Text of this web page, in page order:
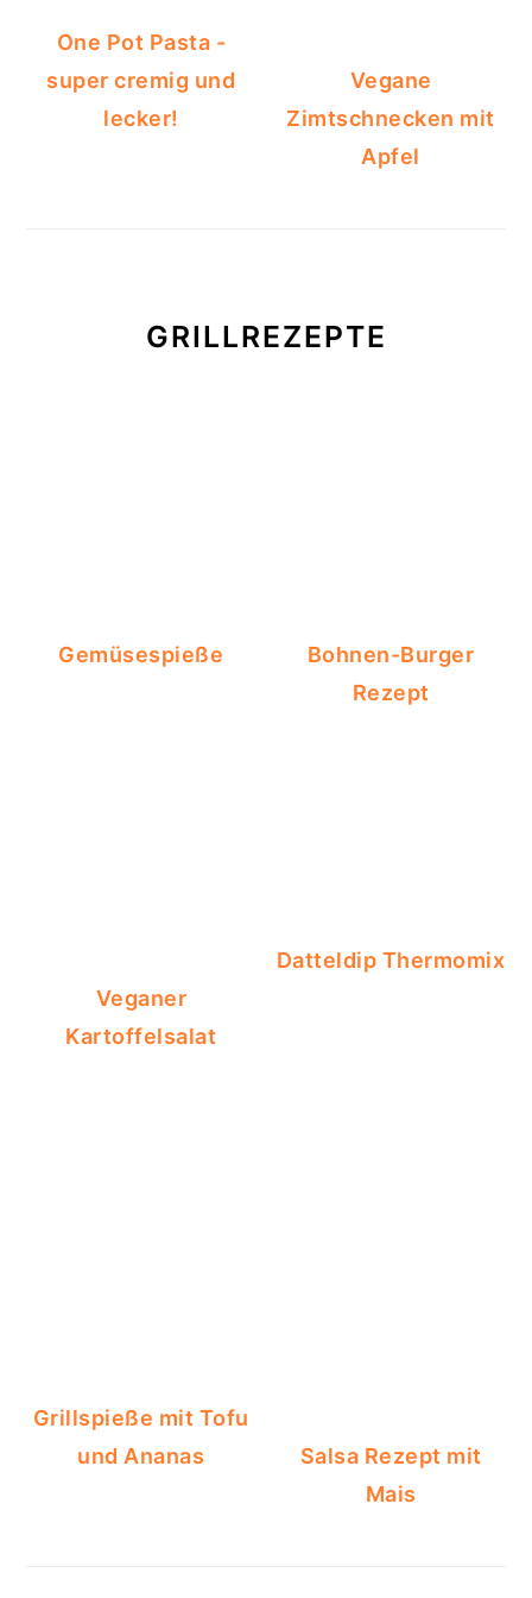
One Pot Pasta -
super cremig und
lecker!
Vegane
Zimtschnecken mit
Apfel
GRILLREZEPTE
Gemüsespieße
Bohnen-Burger
Rezept
Veganer
Kartoffelsalat
Datteldip Thermomix
Grillspieße mit Tofu
und Ananas
Salsa Rezept mit
Mais